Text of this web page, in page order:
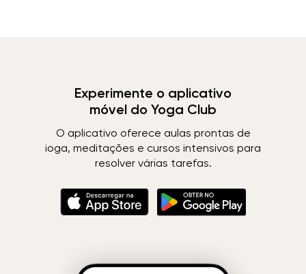
Experimente o aplicativo
móvel do Yoga Club
O aplicativo oferece aulas prontas de
ioga, meditações e cursos intensivos para
resolver várias tarefas.